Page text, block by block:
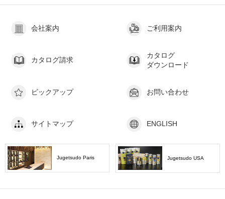
会社案内 ご利用案内
カタログ請求
カタログ
ダウンロード
ピックアップ お問い合わせ
サイトマップ ENGLISH
Jugetsudo Paris Jugetsudo USA